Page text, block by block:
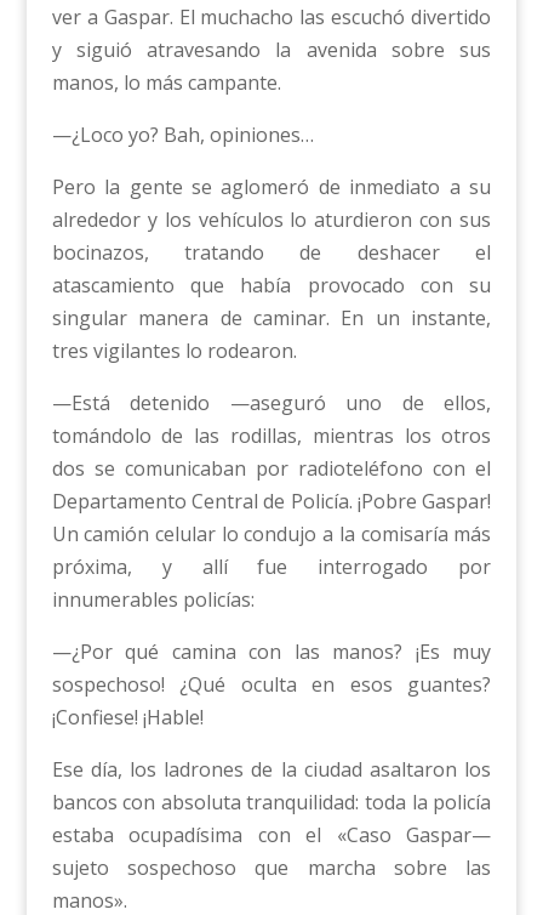
ver a Gaspar. El muchacho las escuchó divertido
y siguió atravesando la avenida sobre sus
manos, lo más campante.
—¿Loco yo? Bah, opiniones…
Pero la gente se aglomeró de inmediato a su
alrededor y los vehículos lo aturdieron con sus
bocinazos, tratando de deshacer el
atascamiento que había provocado con su
singular manera de caminar. En un instante,
tres vigilantes lo rodearon.
—Está detenido —aseguró uno de ellos,
tomándolo de las rodillas, mientras los otros
dos se comunicaban por radioteléfono con el
Departamento Central de Policía. ¡Pobre Gaspar!
Un camión celular lo condujo a la comisaría más
próxima, y allí fue interrogado por
innumerables policías:
—¿Por qué camina con las manos? ¡Es muy
sospechoso! ¿Qué oculta en esos guantes?
¡Confiese! ¡Hable!
Ese día, los ladrones de la ciudad asaltaron los
bancos con absoluta tranquilidad: toda la policía
estaba ocupadísima con el «Caso Gaspar—
sujeto sospechoso que marcha sobre las
manos».